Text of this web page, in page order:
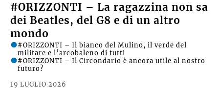
#ORIZZONTI – La ragazzina non sa
dei Beatles, del G8 e di un altro
mondo
19 LUGLIO 2026
#ORIZZONTI – Il bianco del Mulino, il verde del
militare e l’arcobaleno di tutti
#ORIZZONTI – Il Circondario è ancora utile al nostro
futuro?